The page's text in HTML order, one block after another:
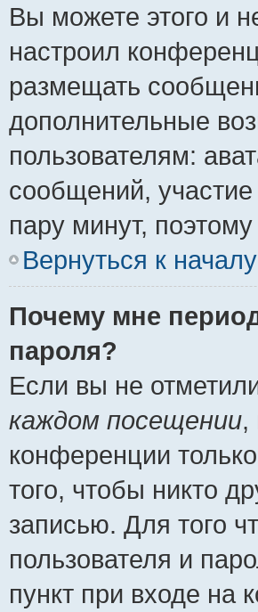
Вы можете этого и
настроил
размещать
дополнительные
пользователям:
сообщений, участие
пару минут,
Вернуться к началу
Почему мне
пароля?
Если вы не
каждом посещении,
конференции
того, чтобы никто
записью. Для того
пользователя и
пункт при входе на